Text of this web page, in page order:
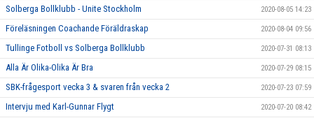
Solberga Bollklubb - Unite Stockholm 2020-08-05 14:23
Föreläsningen Coachande Föräldraskap 2020-08-04 09:56
Tullinge Fotboll vs Solberga Bollklubb 2020-07-31 08:13
Alla Är Olika-Olika Är Bra 2020-07-29 08:15
SBK-frågesport vecka 3 & svaren från vecka 2 2020-07-23 07:59
Intervju med Karl-Gunnar Flygt 2020-07-20 08:42